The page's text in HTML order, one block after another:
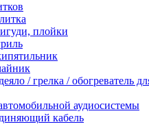
плойки
/ грелка / обогреватель
аудиосистемы
кабель